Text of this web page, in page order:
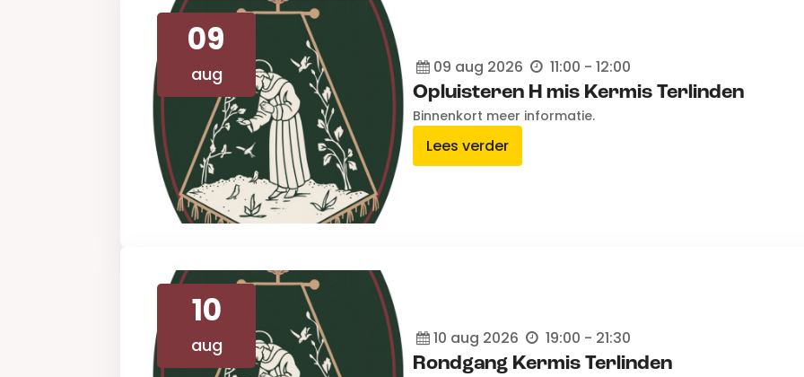
09
aug 09 aug 2026 11:00 - 12:00
Opluisteren H mis Kermis Terlinden
Binnenkort meer informatie.
Lees verder
10
aug 10 aug 2026 19:00 - 21:30
Rondgang Kermis Terlinden